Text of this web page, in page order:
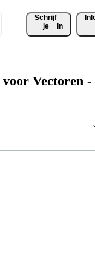
Schrijf
je
in
Vectoren -